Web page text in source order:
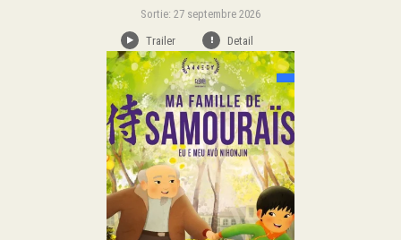
Sortie: 27 septembre 2026
Trailer
Detail
Sortie:
Genre:
Animation
Drame
Duration: